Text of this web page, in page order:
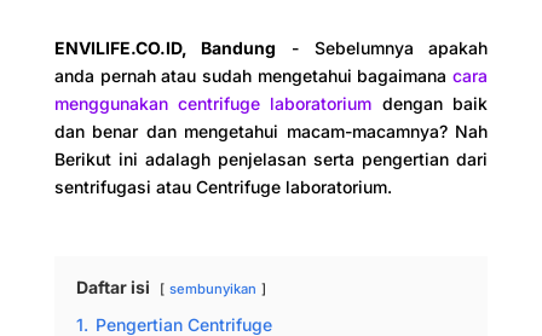
ENVILIFE.CO.ID, Bandung - Sebelumnya apakah
anda pernah atau sudah mengetahui bagaimanacara
menggunakan centrifuge laboratorium dengan baik
dan benar dan mengetahui macam-macamnya? Nah
Berikut ini adalagh penjelasan serta pengertian dari
sentrifugasi atau Centrifuge laboratorium.
Daftar isi sembunyikan
1. Pengertian Centrifuge